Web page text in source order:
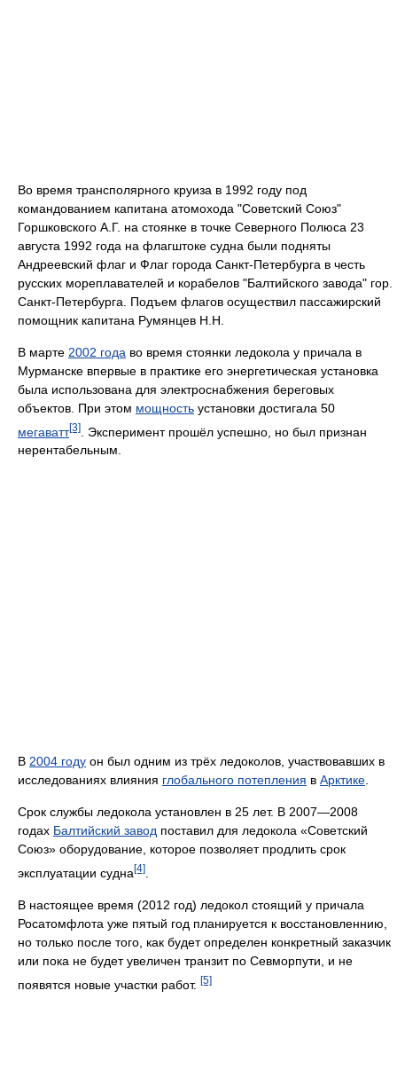
Во время трансполярного круиза в 1992 году под
командованием капитана атомохода "Советский Союз"
Горшковского А.Г. на стоянке в точке Северного Полюса 23
августа 1992 года на флагштоке судна были подняты
Андреевский флаг и Флаг города Санкт-Петербурга в честь
русских мореплавателей и корабелов "Балтийского завода" гор.
Санкт-Петербурга. Подъем флагов осуществил пассажирский
помощник капитана Румянцев Н.Н.
В марте 2002 года во время стоянки ледокола у причала в
Мурманске впервые в практике его энергетическая установка
была использована для электроснабжения береговых
объектов. При этом мощность установки достигала 50
мегаватт[3]
. Эксперимент прошёл успешно, но был признан
нерентабельным.
В 2004 году он был одним из трёх ледоколов, участвовавших в
исследованиях влияния глобального потепления в Арктике.
Срок службы ледокола установлен в 25 лет. В 2007—2008
годах Балтийский завод поставил для ледокола «Советский
Союз» оборудование, которое позволяет продлить срок
эксплуатации судна [4]
В настоящее время (2012 год) ледокол стоящий у причала
Росатомфлота уже пятый год планируется к восстановленнию,
но только после того, как будет определен конкретный заказчик
или пока не будет увеличен транзит по Севморпути, и не
появятся новые участки работ. [5]